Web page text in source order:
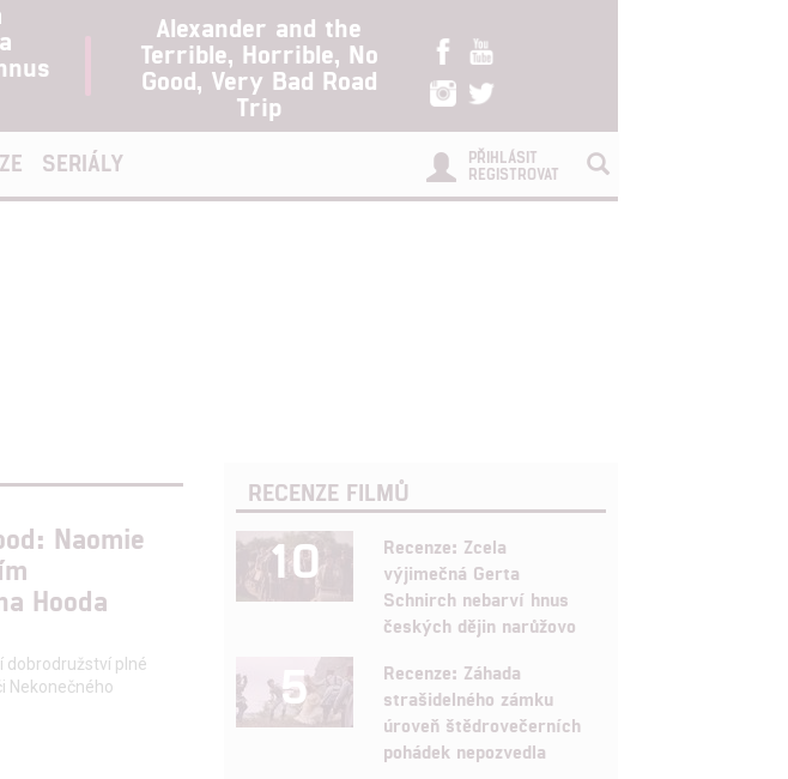
Alexander and the
Terrible, Horrible, No
Good, Very Bad Road
Trip
SERIÁLY
PŘIHLÁSIT
REGISTROVAT
Naomie
Hooda
dobrodružství plné
Nekonečného
RECENZE FILMŮ
10
Recenze: Zcela
výjimečná Gerta
Schnirch nebarví hnus
českých dějin narůžovo
5
Recenze: Záhada
strašidelného zámku
úroveň štědrovečerních
pohádek nepozvedla